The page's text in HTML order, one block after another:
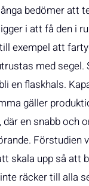
bedömer att
i att få den i
exempel att
med segel.
en flaskhals.
gäller
en snabb och
Förstudien
skala upp så att
räcker till alla